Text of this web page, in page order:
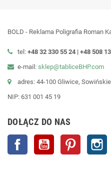
BOLD - Reklama Poligrafia Roman
tel: +48 32 330 55 24 | +48 508
e-mail: sklep@tabliceBHP.com
adres: 44-100 Gliwice,
NIP: 631 001 45 19
DOŁĄCZ DO NAS
Facebook YouTube Pinterest